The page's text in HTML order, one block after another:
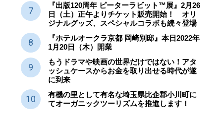
『出版120周年 ピーターラビット™展』2月26
日（土）正午よりチケット販売開始！ オリ
ジナルグッズ、スペシャルコラボも続々登場
『ホテルオークラ京都 岡崎別邸』本日2022年
1月20日（木）開業
もうドラマや映画の世界だけではない！アタ
ッシュケースからお金を取り出せる時代が遂
に到来
有機の里として有名な埼玉県比企郡小川町に
てオーガニックツーリズムを推進します！